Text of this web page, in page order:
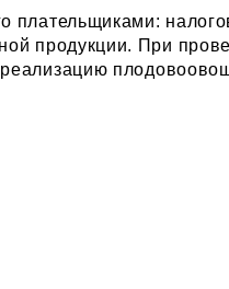
плательщиками:
проверки предприятия